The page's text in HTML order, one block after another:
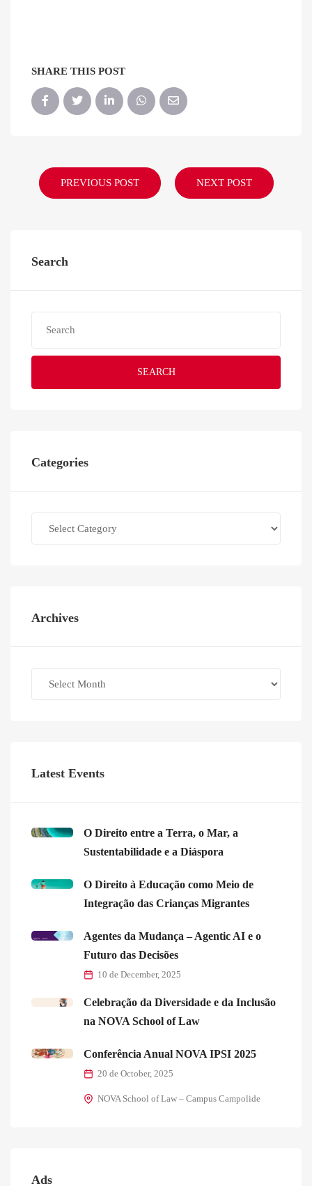
SHARE THIS POST
PREVIOUS POST NEXT POST
Search
SEARCH
Categories
Archives
Latest Events
O Direito entre a Terra, o Mar, a
Sustentabilidade e a Diáspora
O Direito à Educação como Meio de
Integração das Crianças Migrantes
Agentes da Mudança – Agentic AI e o
Futuro das Decisões
10 de December, 2025
Celebração da Diversidade e da Inclusão
na NOVA School of Law
Conferência Anual NOVA IPSI 2025
20 de October, 2025
NOVA School of Law – Campus Campolide
Ads